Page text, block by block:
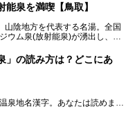
泉を満喫【鳥取】
山陰地方を代表する名湯。全国
ウム泉(放射能泉)が湧出し、古
朝温泉街中心部にある創業約3
室と少なめですが、木の温も
が特徴。口コミの評価も高い和
造りの宿 橋津屋」の魅力をご
」の読み方は？どこにあ
泉地名漢字。あなたは読めます